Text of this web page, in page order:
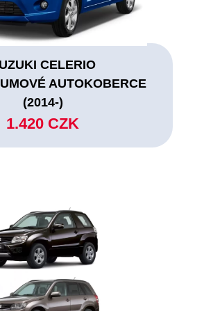
CELERIO
AUTOKOBERCE
(2014-)
1.420 CZK